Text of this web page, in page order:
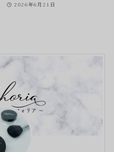
2026年6月21日